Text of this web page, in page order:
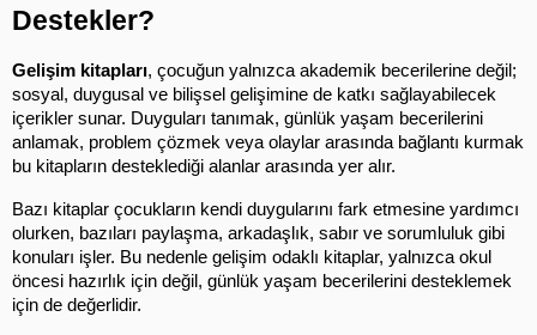
Destekler?
Gelişim kitapları, çocuğun yalnızca akademik becerilerine değil;
sosyal, duygusal ve bilişsel gelişimine de katkı sağlayabilecek
içerikler sunar. Duyguları tanımak, günlük yaşam becerilerini
anlamak, problem çözmek veya olaylar arasında bağlantı kurmak
bu kitapların desteklediği alanlar arasında yer alır.
Bazı kitaplar çocukların kendi duygularını fark etmesine yardımcı
olurken, bazıları paylaşma, arkadaşlık, sabır ve sorumluluk gibi
konuları işler. Bu nedenle gelişim odaklı kitaplar, yalnızca okul
öncesi hazırlık için değil, günlük yaşam becerilerini desteklemek
için de değerlidir.